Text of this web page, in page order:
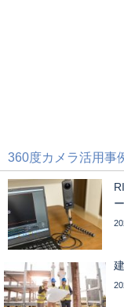
360度カメラ活用事